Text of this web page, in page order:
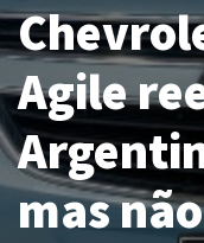
Agile
mas